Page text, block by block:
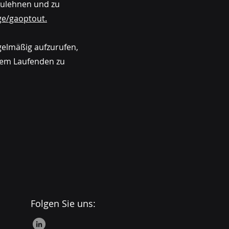
und zu
gaoptout.
aufzurufen,
Laufenden zu
Folgen Sie uns: